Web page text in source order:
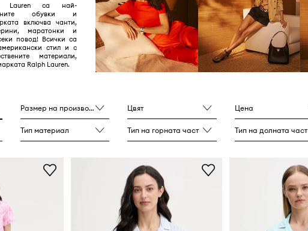
Lauren са най-
обувки и
включва чанти,
маратонки и
повод! Всички са
стил и с
материали,
Ralph Lauren.
Размер на производителя Цвят Цена
Тип материал Тип на горната част Тип на долната част